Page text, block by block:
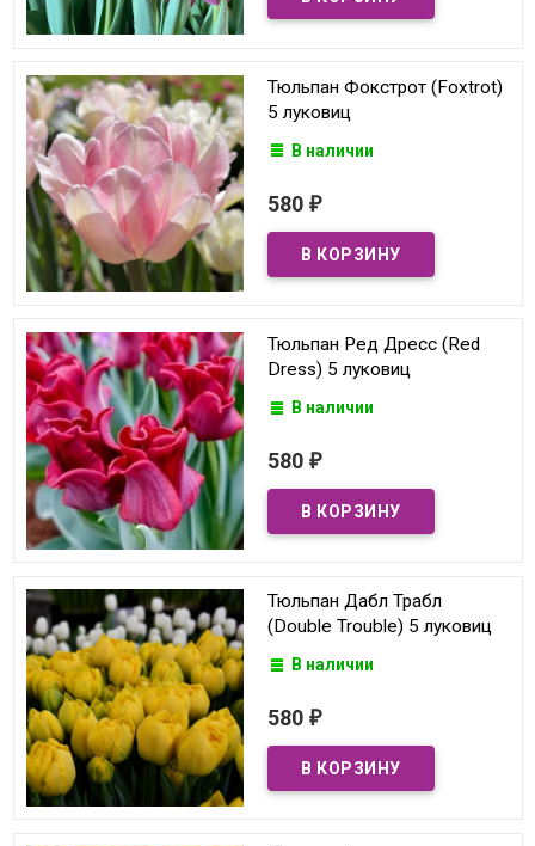
Тюльпан Фокстрот (Foxtrot)
5 луковиц
В наличии
580 ₽
Тюльпан Ред Дресс (Red
Dress) 5 луковиц
В наличии
580 ₽
Тюльпан Дабл Трабл
(Double Trouble) 5 луковиц
В наличии
580 ₽